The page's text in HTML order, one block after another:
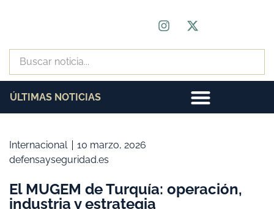
ÚLTIMAS NOTICIAS
Internacional
10 marzo, 2026
defensayseguridad.es
El MUGEM de Turquía: operación,
industria y estrategia